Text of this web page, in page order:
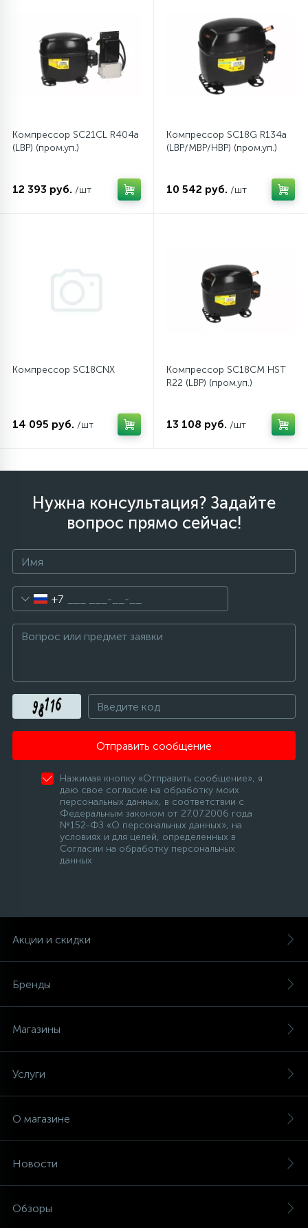
Компрессор SC21CL R404a
(LBP) (пром.уп.)
12 393 руб. /шт
Компрессор SC18G R134a
(LBP/MBP/HBP) (пром.уп.)
10 542 руб. /шт
Компрессор SC18CNX
14 095 руб. /шт
Компрессор SC18CM HST
R22 (LBP) (пром.уп.)
13 108 руб. /шт
Нужна консультация? Задайте
вопрос прямо сейчас!
+7
Отправить сообщение
Нажимая кнопку «Отправить сообщение», я
даю свое согласие на обработку моих
персональных данных, в соответствии с
Федеральным законом от 27.07.2006 года
№152-ФЗ «О персональных данных», на
условиях и для целей, определенных в
Согласии на обработку персональных
данных
Акции и скидки
Бренды
Магазины
Услуги
О магазине
Новости
Обзоры